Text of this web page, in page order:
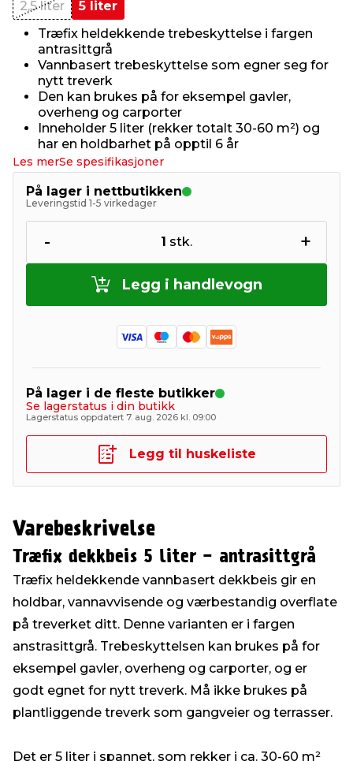
2,5 liter
5 liter
Træfix heldekkende trebeskyttelse i fargen
antrasittgrå
Vannbasert trebeskyttelse som egner seg for
nytt treverk
Den kan brukes på for eksempel gavler,
overheng og carporter
Inneholder 5 liter (rekker totalt 30-60 m²) og
har en holdbarhet på opptil 6 år
Les merSe spesifikasjoner
På lager i nettbutikken
Leveringstid 1-5 virkedager
- 1 stk. +
Legg i handlevogn
På lager i de fleste butikker
Se lagerstatus i din butikk
Lagerstatus oppdatert 7. aug. 2026 kl. 09:00
Legg til huskeliste
Varebeskrivelse
Træfix dekkbeis 5 liter - antrasittgrå
Træfix heldekkende vannbasert dekkbeis gir en
holdbar, vannavvisende og værbestandig overflate
på treverket ditt. Denne varianten er i fargen
anstrasittgrå. Trebeskyttelsen kan brukes på for
eksempel gavler, overheng og carporter, og er
godt egnet for nytt treverk. Må ikke brukes på
plantliggende treverk som gangveier og terrasser.
Det er 5 liter i spannet, som rekker i ca. 30-60 m²